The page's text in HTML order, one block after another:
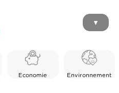
▼
Economie Environnement